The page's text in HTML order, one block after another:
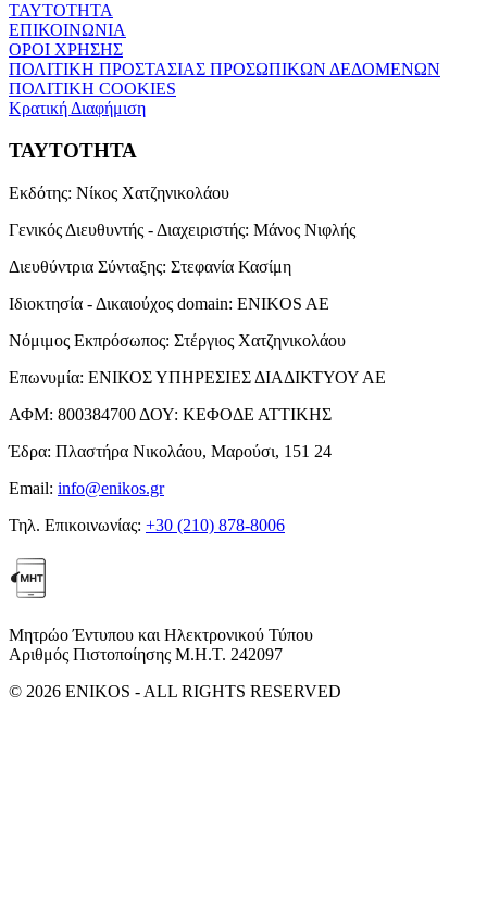
ΤΑΥΤΟΤΗΤΑ
ΕΠΙΚΟΙΝΩΝΙΑ
ΟΡΟΙ ΧΡΗΣΗΣ
ΠΟΛΙΤΙΚΗ ΠΡΟΣΤΑΣΙΑΣ ΠΡΟΣΩΠΙΚΩΝ ΔΕΔΟΜΕΝΩΝ
ΠΟΛΙΤΙΚΗ COOKIES
Κρατική Διαφήμιση
ΤΑΥΤΟΤΗΤΑ
Εκδότης: Νίκος Χατζηνικολάου
Γενικός Διευθυντής - Διαχειριστής: Μάνος Νιφλής
Διευθύντρια Σύνταξης: Στεφανία Κασίμη
Ιδιοκτησία - Δικαιούχος domain: ENIKOS AE
Νόμιμος Εκπρόσωπος: Στέργιος Χατζηνικολάου
Επωνυμία: ΕΝΙΚΟΣ ΥΠΗΡΕΣΙΕΣ ΔΙΑΔΙΚΤΥΟΥ ΑΕ
ΑΦΜ: 800384700 ΔΟΥ: ΚΕΦΟΔΕ ΑΤΤΙΚΗΣ
Έδρα: Πλαστήρα Νικολάου, Μαρούσι, 151 24
Email: info@enikos.gr
Τηλ. Επικοινωνίας: +30 (210) 878-8006
Μητρώο Έντυπου και Ηλεκτρονικού Τύπου
Αριθμός Πιστοποίησης Μ.Η.Τ. 242097
© 2026 ENIKOS - ALL RIGHTS RESERVED